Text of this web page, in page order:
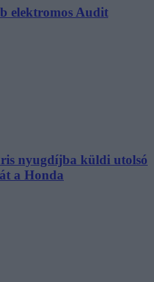
elektromos Audit
nyugdíjba küldi utolsó
a Honda